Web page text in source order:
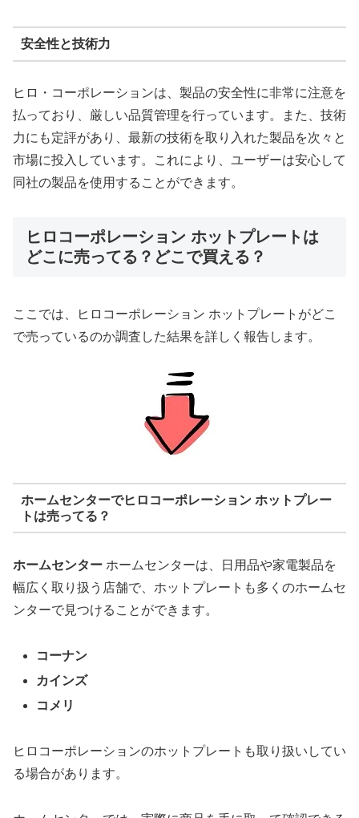
安全性と技術力
ヒロ・コーポレーションは、製品の安全性に非常に注意を
払っており、厳しい品質管理を行っています。また、技術
力にも定評があり、最新の技術を取り入れた製品を次々と
市場に投入しています。これにより、ユーザーは安心して
同社の製品を使用することができます。
ヒロコーポレーション ホットプレートは
どこに売ってる？どこで買える？
ここでは、ヒロコーポレーション ホットプレートがどこ
で売っているのか調査した結果を詳しく報告します。
ホームセンターでヒロコーポレーション ホットプレー
トは売ってる？
ホームセンター ホームセンターは、日用品や家電製品を
幅広く取り扱う店舗で、ホットプレートも多くのホームセ
ンターで見つけることができます。
コーナン
カインズ
コメリ
ヒロコーポレーションのホットプレートも取り扱いしてい
る場合があります。